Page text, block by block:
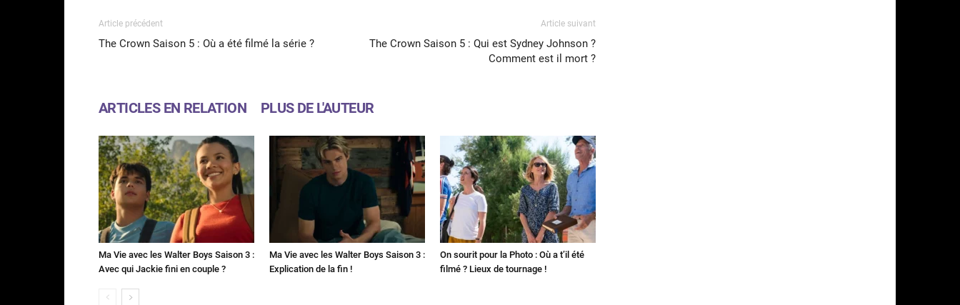
Article précédent
The Crown Saison 5 : Où a été filmé la série ?
Article suivant
The Crown Saison 5 : Qui est Sydney Johnson ?
Comment est il mort ?
ARTICLES EN RELATION PLUS DE L'AUTEUR
Ma Vie avec les Walter Boys Saison 3 :
Avec qui Jackie fini en couple ?
Ma Vie avec les Walter Boys Saison 3 :
Explication de la fin !
On sourit pour la Photo : Où a t’il été
filmé ? Lieux de tournage !